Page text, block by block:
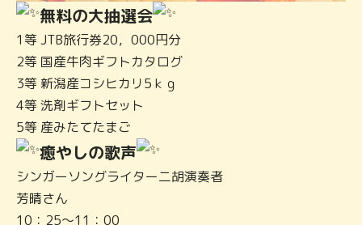
無料の大抽選会
1等 JTB旅行券20，000円分
2等 国産牛肉ギフトカタログ
3等 新潟産コシヒカリ5ｋｇ
4等 洗剤ギフトセット
5等 産みたてたまご
癒やしの歌声
シンガーソングライター二胡演奏者
芳晴さん
10：25～11：00